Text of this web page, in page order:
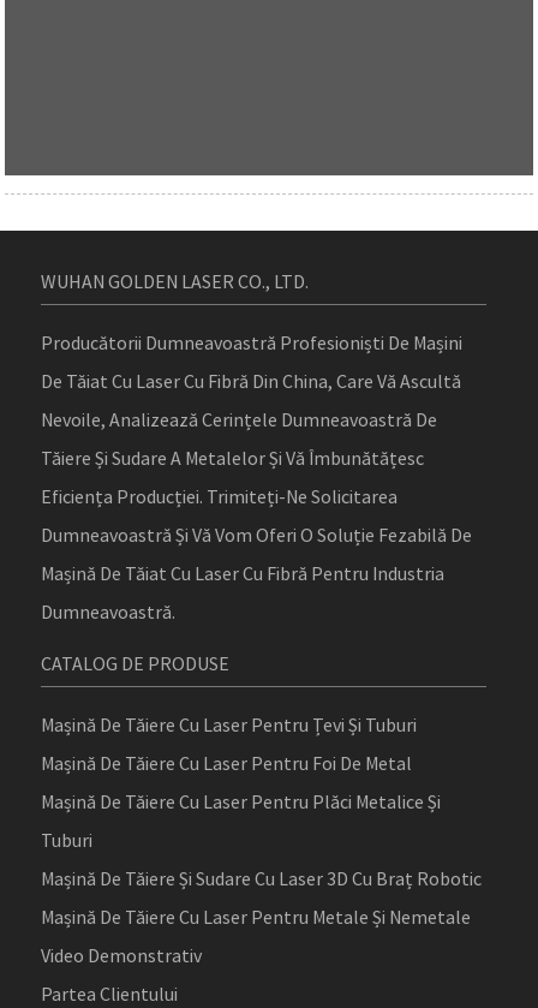
WUHAN GOLDEN LASER CO., LTD.
Producătorii Dumneavoastră Profesioniști De Mașini
De Tăiat Cu Laser Cu Fibră Din China, Care Vă Ascultă
Nevoile, Analizează Cerințele Dumneavoastră De
Tăiere Și Sudare A Metalelor Și Vă Îmbunătățesc
Eficiența Producției. Trimiteți-Ne Solicitarea
Dumneavoastră Și Vă Vom Oferi O Soluție Fezabilă De
Mașină De Tăiat Cu Laser Cu Fibră Pentru Industria
Dumneavoastră.
CATALOG DE PRODUSE
Mașină De Tăiere Cu Laser Pentru Țevi Și Tuburi
Mașină De Tăiere Cu Laser Pentru Foi De Metal
Mașină De Tăiere Cu Laser Pentru Plăci Metalice Și
Tuburi
Mașină De Tăiere Și Sudare Cu Laser 3D Cu Braț Robotic
Mașină De Tăiere Cu Laser Pentru Metale Și Nemetale
Video Demonstrativ
Partea Clientului